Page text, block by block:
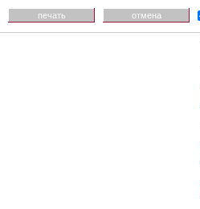
печать отмена